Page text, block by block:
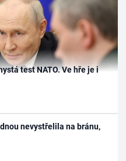
test NATO. Ve hře je i
nevystřelila na bránu,